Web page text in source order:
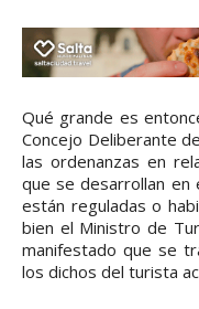
Qué grande es
Concejo Deliberante
las ordenanzas en
que se desarrollan en
están reguladas o
bien el Ministro de
manifestado que se
los dichos del turista